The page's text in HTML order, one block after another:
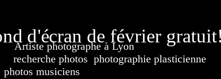
d'écran de février
Artiste photographe à LyonFrance. Banque
recherche photos photographie plasticienne
photos musiciens